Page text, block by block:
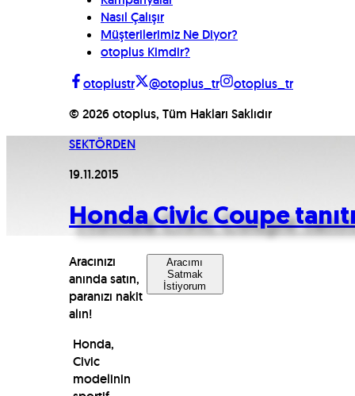
Nasıl Çalışır
Müşterilerimiz Ne Diyor?
otoplus Kimdir?
otoplustr
@otoplus_tr
otoplus_tr
© 2026 otoplus, Tüm Hakları Saklıdır
SEKTÖRDEN
19.11.2015
Honda Civic Coupe
Aracınızı
anında satın,
paranızı nakit
alın!
Aracımı
Satmak
İstiyorum
Honda,
Civic
modelinin